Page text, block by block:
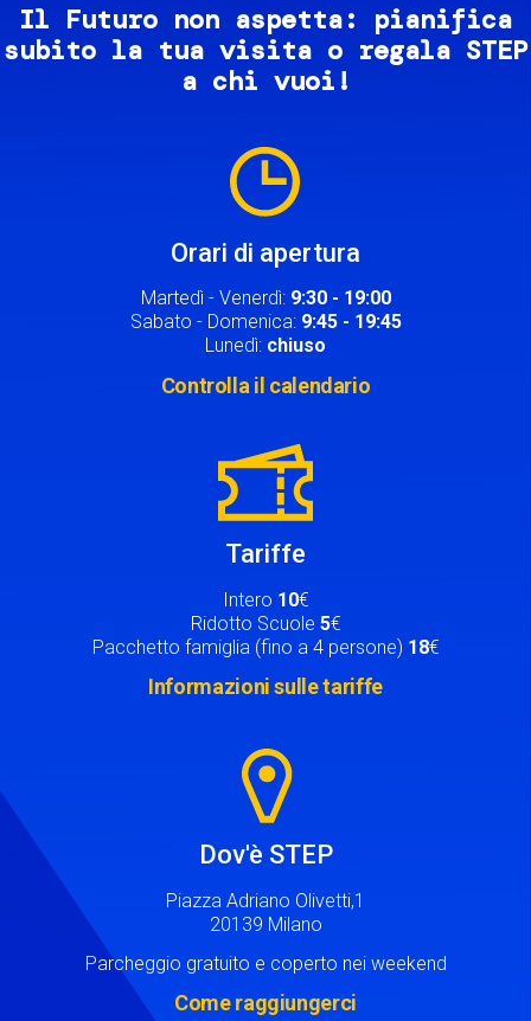
Il Futuro non aspetta: pianifica
subito la tua visita o regala STEP
a chi vuoi!
Orari di apertura
Martedì - Venerdì: 9:30 - 19:00
Sabato - Domenica: 9:45 - 19:45
Lunedì: chiuso
Controlla il calendario
Tariffe
Intero 10€
Ridotto Scuole 5€
Pacchetto famiglia (fino a 4 persone) 18€
Informazioni sulle tariffe
Dov'è STEP
Piazza Adriano Olivetti,1
20139 Milano
Parcheggio gratuito e coperto nei weekend
Come raggiungerci